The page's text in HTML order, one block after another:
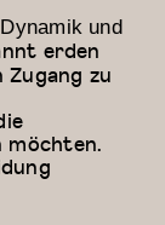
und
erden
zu
möchten.